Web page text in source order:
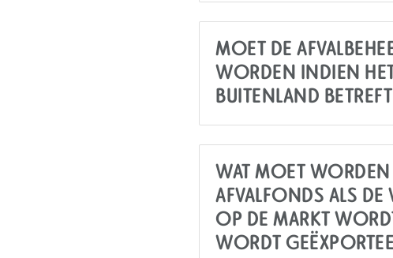
MOET DE
WORDEN INDIEN
BUITENLAND
WAT MOET
AFVALFONDS ALS
OP DE MARKT
WORDT